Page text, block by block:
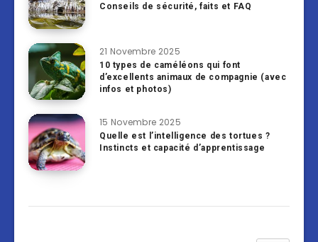
Conseils de sécurité, faits et FAQ
21 Novembre 2025
10 types de caméléons qui font
d’excellents animaux de compagnie (avec
infos et photos)
15 Novembre 2025
Quelle est l’intelligence des tortues ?
Instincts et capacité d’apprentissage